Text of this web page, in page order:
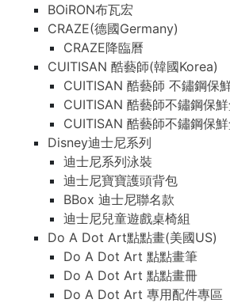
BOiRON布瓦宏
CRAZE(德國Germany)
CRAZE降臨曆
CUITISAN 酷藝師(韓國Korea)
CUITISAN 酷藝師 不鏽鋼保
CUITISAN 酷藝師不鏽鋼保
CUITISAN 酷藝師不鏽鋼保
Disney迪士尼系列
迪士尼系列泳裝
迪士尼寶寶護頭背包
BBox 迪士尼聯名款
迪士尼兒童遊戲桌椅組
Do A Dot Art點點畫(美國US)
Do A Dot Art 點點畫筆
Do A Dot Art 點點畫冊
Do A Dot Art 專用配件專區